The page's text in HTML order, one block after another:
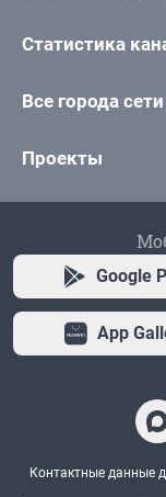
Статистика
Все города сети
Проекты
Google
App
Контактные данные